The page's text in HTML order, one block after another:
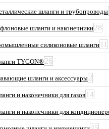
шланги и трубопроводы
шланги и наконечники28
силиконовые шланги11
TYGON®26
шланги и аксессуары2
и наконечники для газов 14
и наконечники для